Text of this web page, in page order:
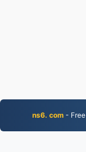
ns6. com -